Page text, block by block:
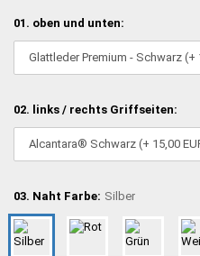
01. oben und unten:
02. links / rechts Griffseiten:
03. Naht Farbe: Silber